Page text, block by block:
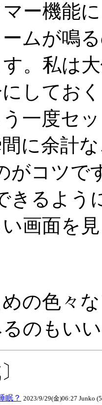
ー機能
ムが鳴
。私は
にしてお
一度セ
に余計
がコツで
きるよう
画面を
の色々
のもい
眠？ 2023/9/29(金)06:27 Junko